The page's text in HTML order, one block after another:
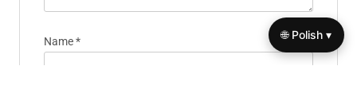
Name* 🌐 Polish ▾